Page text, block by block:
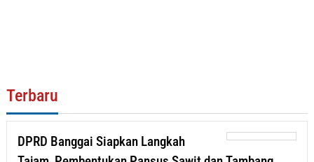
Terbaru
DPRD Banggai Siapkan Langkah